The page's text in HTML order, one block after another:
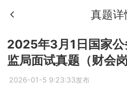
真题详
2025年3月1日国家
监局面试真题（财会岗
2026-01-5 9:23:33发布